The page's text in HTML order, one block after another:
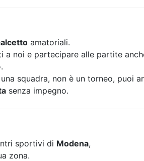
amatoriali.
a noi e partecipare alle partite
squadra, non è un torneo, puoi
senza impegno.
sportivi di Modena,
zona.